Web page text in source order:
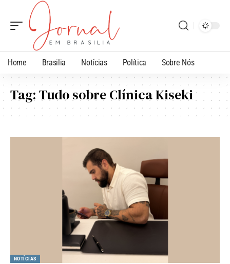
Home Brasilia Notícias Política Sobre Nós
Tag:Tudo sobre Clínica Kiseki
NOTÍCIAS